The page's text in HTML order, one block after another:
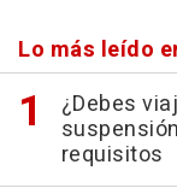
Lo más leído
¿Debes
requisitos